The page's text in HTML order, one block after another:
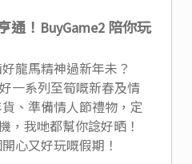
通！BuyGame2 陪你玩
龍馬精神過新年未？
一系列至筍嘅新春及情
、準備情人節禮物，定
，我哋都幫你諗好晒！
心又好玩嘅假期！